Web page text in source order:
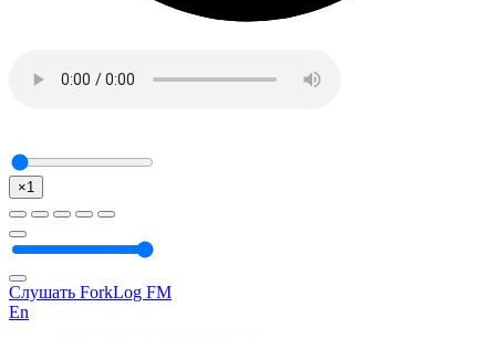
×1
Слушать ForkLog FM
En